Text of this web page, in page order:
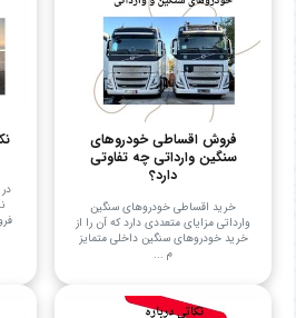
فروش اقساطی خودروهای
سنگین وارداتی چه تفاوتی
دارد؟
خرید اقساطی خودروهای سنگین
وارداتی مزایای متعددی دارد که آن را از
خرید خودروهای سنگین داخلی متمایز
م ...